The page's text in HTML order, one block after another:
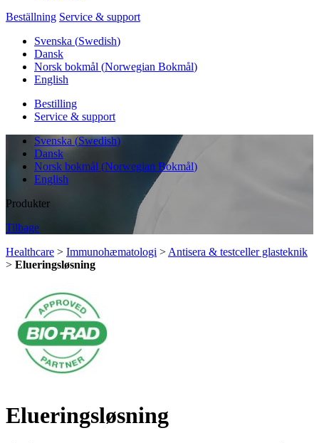
Beställning Service & support
Svenska (Swedish)
Dansk
Norsk bokmål (Norwegian Bokmål)
English
Bestilling
Service & support
Svenska (Swedish)
Dansk
Norsk bokmål (Norwegian Bokmål)
English
Produkter
Tilbage
Healthcare > Immunohæmatologi > Antisera & testceller glasteknik
> Elueringsløsning
Elueringsløsning